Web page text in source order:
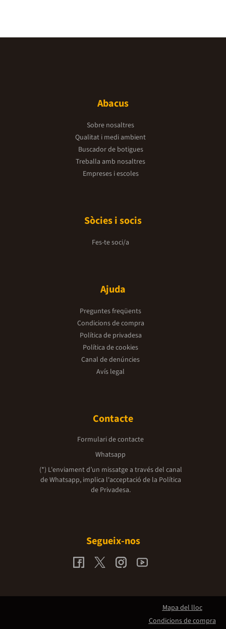
Abacus
Sobre nosaltres
Qualitat i medi ambient
Buscador de botigues
Treballa amb nosaltres
Empreses i escoles
Sòcies i socis
Fes-te soci/a
Ajuda
Preguntes freqüents
Condicions de compra
Política de privadesa
Política de cookies
Canal de denúncies
Avís legal
Contacte
Formulari de contacte
Whatsapp
(*) L'enviament d’un missatge a través del canal
de Whatsapp, implica l'acceptació de la Política
de Privadesa.
Segueix-nos
Mapa del lloc
Condicions de compra